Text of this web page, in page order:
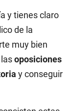
y tienes claro
de la
muy bien
oposiciones
y conseguir